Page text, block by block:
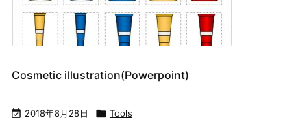
Cosmetic illustration(Powerpoint)
 2018年8月28日  Tools